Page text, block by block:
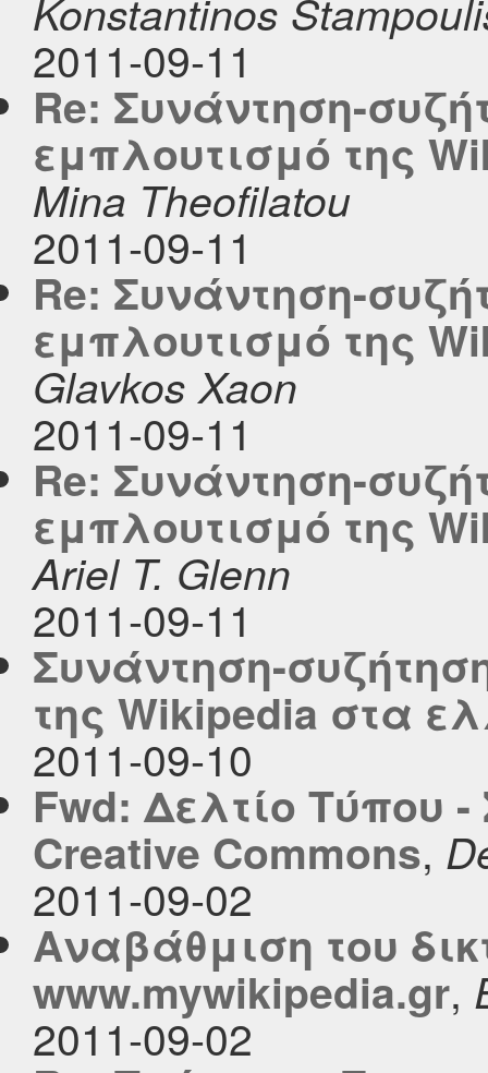
Konstantinos
2011-09-11
Re: Συνάντηση-
εμπλουτισμό της
Mina Theofilatou
2011-09-11
Re: Συνάντηση-
εμπλουτισμό της
Glavkos Xaon
2011-09-11
Re: Συνάντηση-
εμπλουτισμό της
Ariel T. Glenn
2011-09-11
Συνάντηση-
της Wikipedia στα
2011-09-10
Fwd: Δελτίο Τύπου
Creative Commons,
2011-09-02
Αναβάθμιση του
www.mywikipedia.gr,
2011-09-02